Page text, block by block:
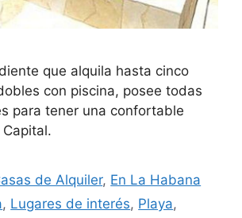
que alquila hasta cinco
con piscina, posee todas
para tener una confortable
de Alquiler, En La Habana
, Lugares de interés, Playa,